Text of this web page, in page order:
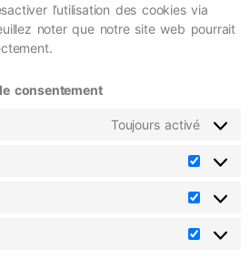
l’utilisation des cookies via
noter que notre site web pourrait
consentement
Toujours activé